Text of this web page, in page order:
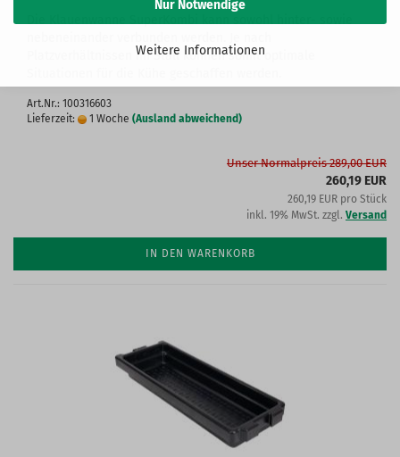
Nur Notwendige
Weitere Informationen
Platzverhältnissen im Stall können somit optimale
Art.Nr.: 100316603
Lieferzeit:
1 Woche (Ausland abweichend)
Unser Normalpreis 289,00 EUR
260,19 EUR
260,19 EUR pro Stück
inkl. 19% MwSt. zzgl. Versand
IN DEN WARENKORB